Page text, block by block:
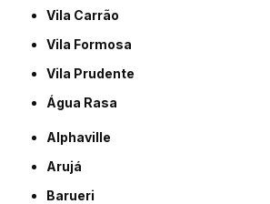
Vila Carrão
Vila Formosa
Vila Prudente
Água Rasa
Alphaville
Arujá
Barueri